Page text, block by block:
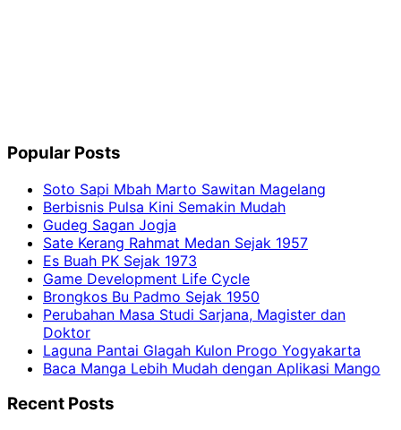
Popular Posts
Soto Sapi Mbah Marto Sawitan Magelang
Berbisnis Pulsa Kini Semakin Mudah
Gudeg Sagan Jogja
Sate Kerang Rahmat Medan Sejak 1957
Es Buah PK Sejak 1973
Game Development Life Cycle
Brongkos Bu Padmo Sejak 1950
Perubahan Masa Studi Sarjana, Magister dan
Doktor
Laguna Pantai Glagah Kulon Progo Yogyakarta
Baca Manga Lebih Mudah dengan Aplikasi Mango
Recent Posts